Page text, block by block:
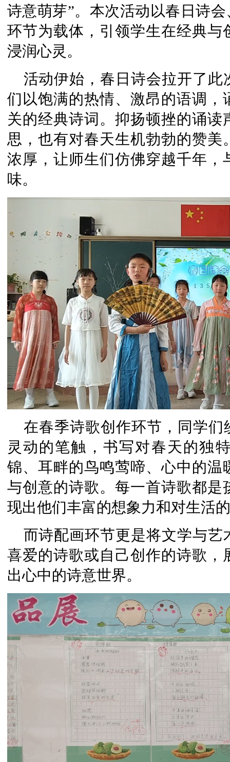
诗意萌芽”。本次活动以春日诗
环节为载体，引领学生在经典
浸润心灵。
活动伊始，春日诗会拉开了
们以饱满的热情、激昂的语调
关的经典诗词。抑扬顿挫的诵
思，也有对春天生机勃勃的赞
浓厚，让师生们仿佛穿越千年
味。
在春季诗歌创作环节，同学
灵动的笔触，书写对春天的独
锦、耳畔的鸟鸣莺啼、心中的
与创意的诗歌。每一首诗歌都
现出他们丰富的想象力和对生活
而诗配画环节更是将文学与
喜爱的诗歌或自己创作的诗歌
出心中的诗意世界。